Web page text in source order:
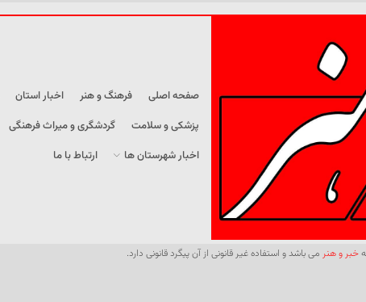
صفحه اصلی فرهنگ و هنر اخبار استان
پزشکی و سلامت
گردشگری و میراث فرهنگی
اخبار شهرستان ها
ارتباط با ما
خبر و هنر می باشد و استفاده غیر قانونی از آن پیگرد قانونی دارد.